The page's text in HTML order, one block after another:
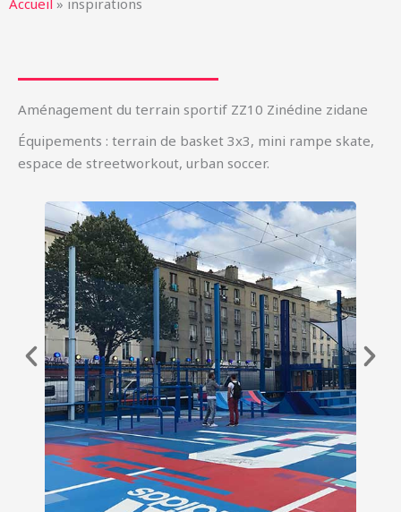
Accueil » inspirations
Aménagement du terrain sportif ZZ10 Zinédine zidane
Équipements : terrain de basket 3x3, mini rampe skate,
espace de streetworkout, urban soccer.